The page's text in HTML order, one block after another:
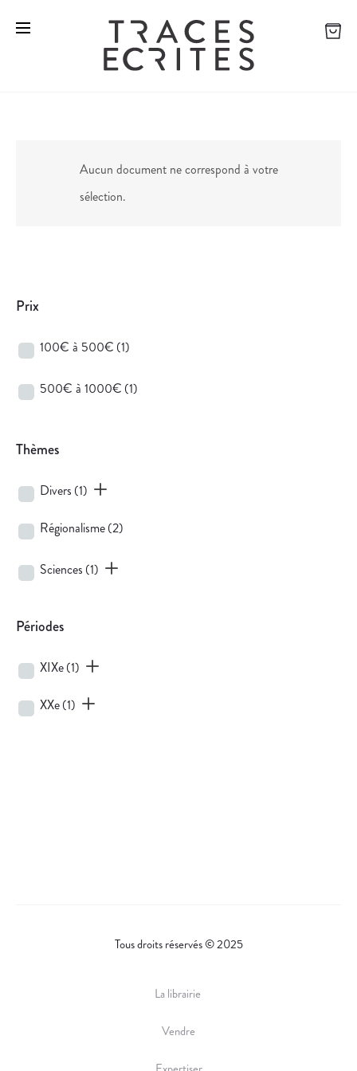
Aucun document ne correspond à votre
sélection.
Prix
100€ à 500€ (1)
500€ à 1000€ (1)
Thèmes
Divers (1)
Régionalisme(2)
Sciences (1)
Périodes
XIXe(1)
XXe(1)
Tous droits réservés © 2025
La librairie
Vendre